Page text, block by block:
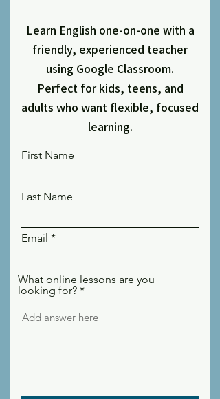
Learn English one-on-one with a
friendly, experienced teacher
using Google Classroom.
Perfect for kids, teens, and
adults who want flexible, focused
learning.
First Name
Last Name
Email
What online lessons are you
looking for?